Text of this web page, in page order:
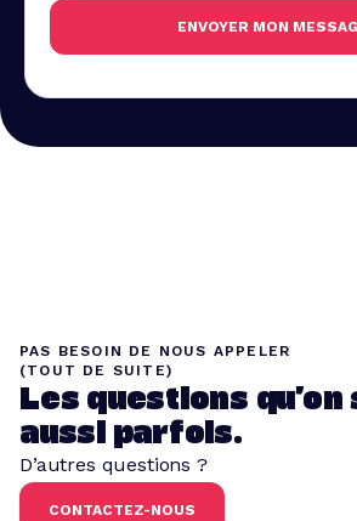
PAS BESOIN DE NOUS APPELER
(TOUT DE SUITE)
Les questions qu’on
aussi parfois.
D’autres questions ?
CONTACTEZ-NOUS